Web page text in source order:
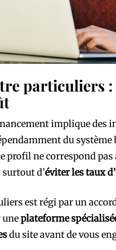
particuliers
implique des
du
profil ne correspond pas
d’éviter les taux
est régi par un
uneplateforme
du site avant de vous